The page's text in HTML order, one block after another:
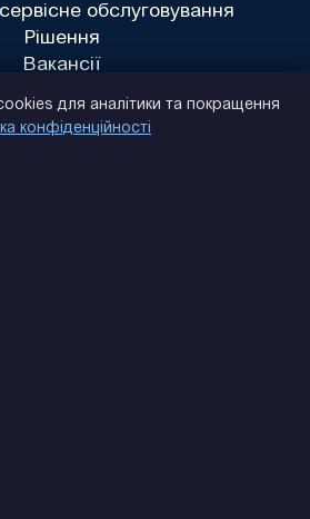
обслуговування
Рішення
Вакансії
для аналітики та покращення
конфіденційності